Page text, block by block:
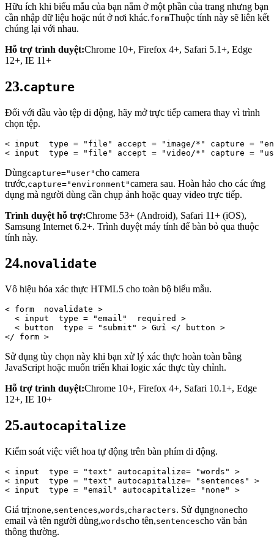
Hữu ích khi biểu mẫu của bạn nằm ở một phần của trang nhưng bạn
cần nhập dữ liệu hoặc nút ở nơi khác.formThuộc tính này sẽ liên kết
chúng lại với nhau.
Hỗ trợ trình duyệt:Chrome 10+, Firefox 4+, Safari 5.1+, Edge
12+, IE 11+
23.capture
Đối với đầu vào tệp di động, hãy mở trực tiếp camera thay vì trình
chọn tệp.
< input type = "file" accept = "image/*" capture =
< input type = "file" accept = "video/*" capture =
Dùngcapture="user"cho camera
trước,capture="environment"camera sau. Hoàn hảo cho các ứng
dụng mà người dùng cần chụp ảnh hoặc quay video trực tiếp.
Trình duyệt hỗ trợ:Chrome 53+ (Android), Safari 11+ (iOS),
Samsung Internet 6.2+. Trình duyệt máy tính để bàn bỏ qua thuộc
tính này.
24.novalidate
Vô hiệu hóa xác thực HTML5 cho toàn bộ biểu mẫu.
< form novalidate >
< input type = "email" required
>
<
button type = "submit" > Gửi </ button >
</ form >
Sử dụng tùy chọn này khi bạn xử lý xác thực hoàn toàn bằng
JavaScript hoặc muốn triển khai logic xác thực tùy chỉnh.
Hỗ trợ trình duyệt:Chrome 10+, Firefox 4+, Safari 10.1+, Edge
12+, IE 10+
25.autocapitalize
Kiểm soát việc viết hoa tự động trên bàn phím di động.
< input type = "text" autocapitalize= "words"
>
< input type = "text" autocapitalize= "sentences"
>
< input type = "email" autocapitalize= "none" >
Giá trị:none,sentences,words,characters. Sử dụngnonecho
email và tên người dùng,wordscho tên,sentencescho văn bản
thông thường.